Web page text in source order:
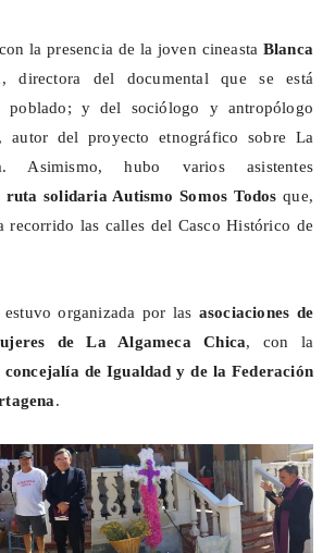
la presencia de la joven cineasta Blanca
, directora del documental que se está
poblado; y del sociólogo y antropólogo
, autor del proyecto etnográfico sobre La
Asimismo, hubo varios asistentes
ruta solidaria Autismo Somos Todos que,
recorrido las calles del Casco Histórico de
organizada por las asociaciones de
de La Algameca Chica, con la
concejalía de Igualdad y de la Federación
.